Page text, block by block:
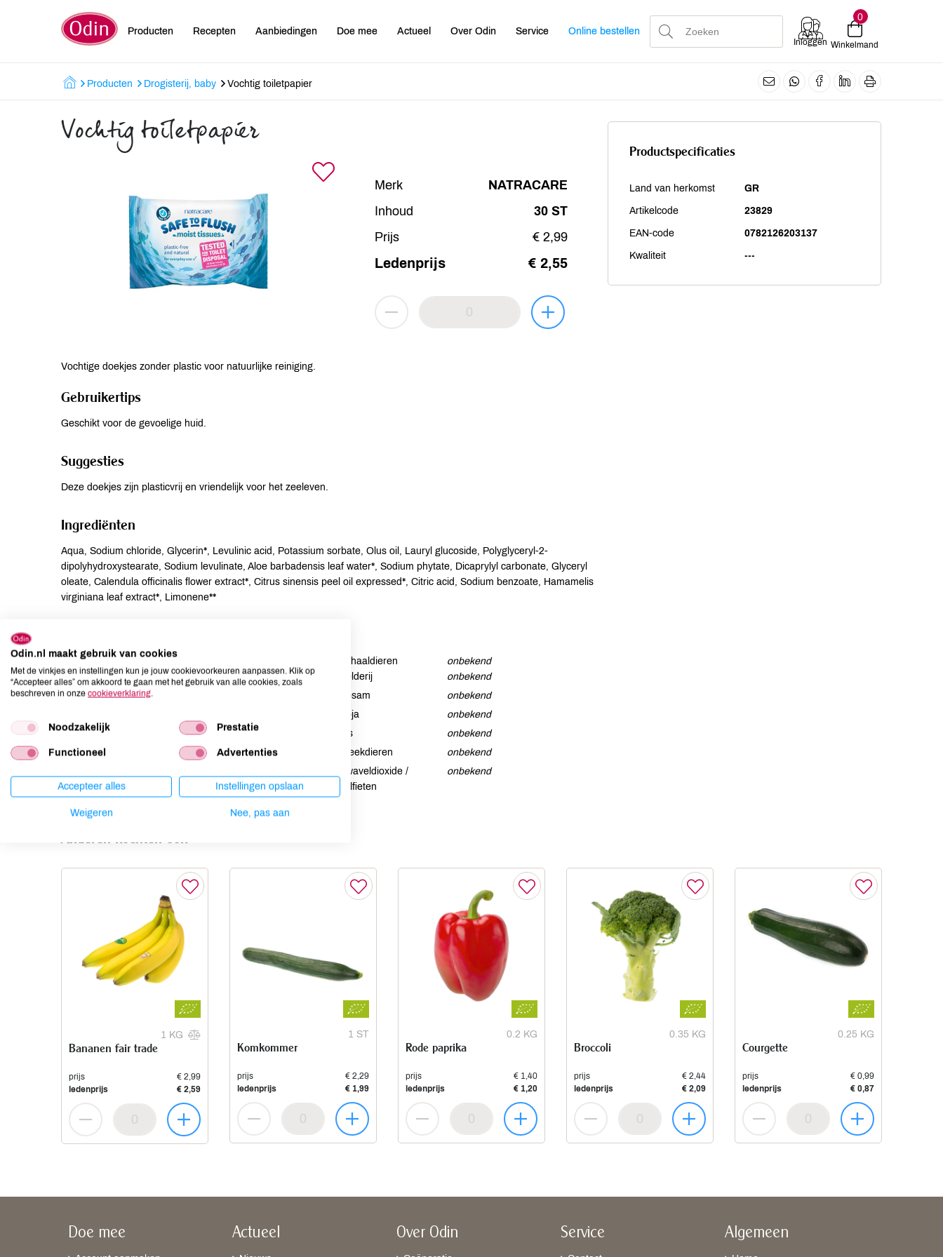
Producten Recepten Aanbiedingen Doe mee Actueel Over Odin Service Online bestellen
Inloggen
0
Winkelmand
Producten Drogisterij, baby Vochtig toiletpapier
Vochtig toiletpapier
Merk
NATRACARE
Inhoud
30 ST
Prijs
€ 2,99
Ledenprijs € 2,55
Vochtige doekjes zonder plastic voor natuurlijke reiniging.
Gebruikertips
Geschikt voor de gevoelige huid.
Suggesties
Deze doekjes zijn plasticvrij en vriendelijk voor het zeeleven.
Ingrediënten
Aqua, Sodium chloride, Glycerin*, Levulinic acid, Potassium sorbate, Olus oil, Lauryl glucoside, Polyglyceryl-2-
dipolyhydroxystearate, Sodium levulinate, Aloe barbadensis leaf water*, Sodium phytate, Dicaprylyl carbonate, Glyceryl
oleate, Calendula officinalis flower extract*, Citrus sinensis peel oil expressed*, Citric acid, Sodium benzoate, Hamamelis
virginiana leaf extract*, Limonene**
Aardnoten
Ei
onbekend
Gluten
onbekend
onbekend
Mosterd
onbekend
Noten
onbekend
Schaaldieren
onbekend
Selderij
onbekend
Sesam
onbekend
Soja
onbekend
Vis
onbekend
Weekdieren
onbekend
Zwaveldioxide /
sulfieten
onbekend
Productspecificaties
Land van herkomst GR
Artikelcode 23829
EAN-code 0782126203137
Kwaliteit ---
Anderen kochten ook
1 KG
Bananen fair trade
prijs
€ 2,99
ledenprijs
€ 2,59
1 ST
Komkommer
prijs
€ 2,29
ledenprijs
€ 1,99
0.2 KG
Rode paprika
prijs
€ 1,40
ledenprijs
€ 1,20
0.35 KG
Broccoli
prijs
€ 2,44
ledenprijs
€ 2,09
0.25 KG
Courgette
prijs
€ 0,99
ledenprijs
€ 0,87
Doe mee Actueel Over Odin Service Algemeen
Odin.nl maakt gebruik van cookies
Met de vinkjes en instellingen kun je jouw cookievoorkeuren aanpassen. Klik op
“Accepteer alles” om akkoord te gaan met het gebruik van alle cookies, zoals
beschreven in onze cookieverklaring.
Noodzakelijk Prestatie
Functioneel Advertenties
Accepteer alles Instellingen opslaan
Weigeren Nee, pas aan